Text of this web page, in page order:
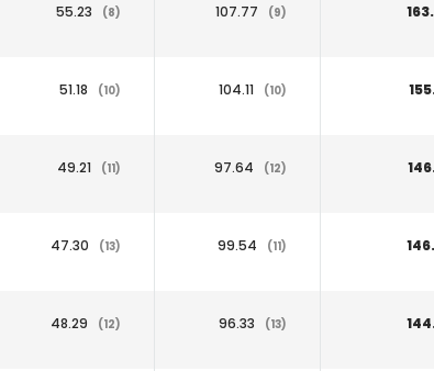
55.23 (8) 107.77 (9)
51.18 (10) 104.11 (10)
49.21 (11) 97.64 (12)
47.30 (13) 99.54 (11)
48.29 (12) 96.33 (13)